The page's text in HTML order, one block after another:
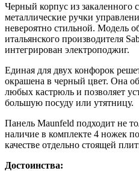
Черный корпус из закаленного
металлические ручки
невероятно стильной. Модель
итальянского производителя
интегрирован электроподжиг.
Единая для двух конфорок
окрашена в черный цвет. Она
любых кастрюль и позволяет
большую посуду или утятницу.
Панель Maunfeld подходит не
наличие в комплекте 4 ножек
качестве отдельно стоящей
Достоинства: